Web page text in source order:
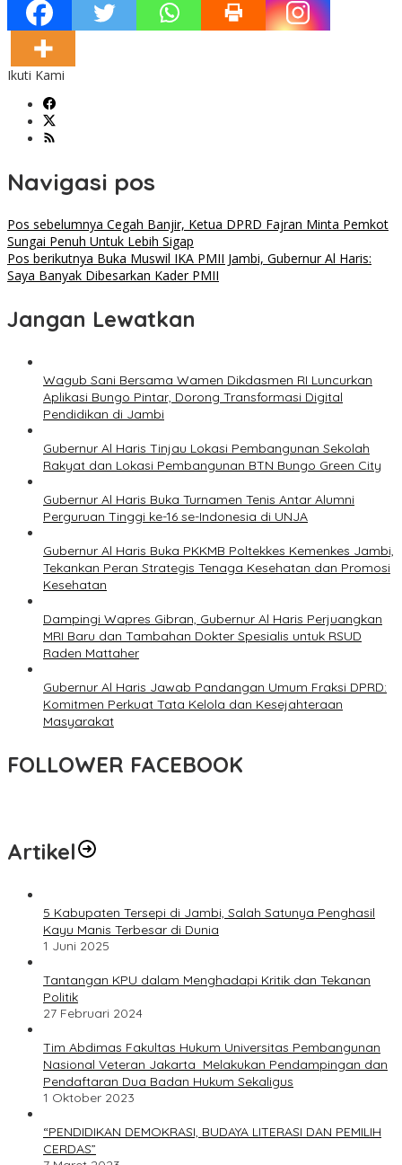
Ikuti Kami
Navigasi pos
Pos sebelumnya Cegah Banjir, Ketua DPRD Fajran Minta Pemkot
Sungai Penuh Untuk Lebih Sigap
Pos berikutnya Buka Muswil IKA PMII Jambi, Gubernur Al Haris:
Saya Banyak Dibesarkan Kader PMII
Jangan Lewatkan
Wagub Sani Bersama Wamen Dikdasmen RI Luncurkan
Aplikasi Bungo Pintar, Dorong Transformasi Digital
Pendidikan di Jambi
Gubernur Al Haris Tinjau Lokasi Pembangunan Sekolah
Rakyat dan Lokasi Pembangunan BTN Bungo Green City
Gubernur Al Haris Buka Turnamen Tenis Antar Alumni
Perguruan Tinggi ke-16 se-Indonesia di UNJA
Gubernur Al Haris Buka PKKMB Poltekkes Kemenkes Jambi,
Tekankan Peran Strategis Tenaga Kesehatan dan Promosi
Kesehatan
Dampingi Wapres Gibran, Gubernur Al Haris Perjuangkan
MRI Baru dan Tambahan Dokter Spesialis untuk RSUD
Raden Mattaher
Gubernur Al Haris Jawab Pandangan Umum Fraksi DPRD:
Komitmen Perkuat Tata Kelola dan Kesejahteraan
Masyarakat
FOLLOWER FACEBOOK
Artikel
5 Kabupaten Tersepi di Jambi, Salah Satunya Penghasil
Kayu Manis Terbesar di Dunia
1 Juni 2025
Tantangan KPU dalam Menghadapi Kritik dan Tekanan
Politik
27 Februari 2024
Tim Abdimas Fakultas Hukum Universitas Pembangunan
Nasional Veteran Jakarta Melakukan Pendampingan dan
Pendaftaran Dua Badan Hukum Sekaligus
1 Oktober 2023
“PENDIDIKAN DEMOKRASI, BUDAYA LITERASI DAN PEMILIH
CERDAS”